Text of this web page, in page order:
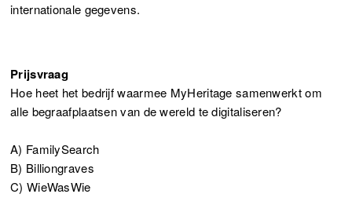
internationale gegevens.
Prijsvraag
Hoe heet het bedrijf waarmee MyHeritage samenwerkt om
alle begraafplaatsen van de wereld te digitaliseren?
A) FamilySearch
B) Billiongraves
C) WieWasWie